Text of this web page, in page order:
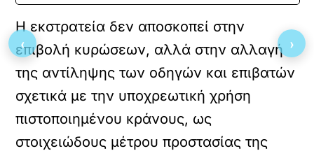
Η εκστρατεία δεν αποσκοπεί στην
επιβολή κυρώσεων, αλλά στην αλλαγή
της αντίληψης των οδηγών και επιβατών
σχετικά με την υποχρεωτική χρήση
πιστοποιημένου κράνους, ως
στοιχειώδους μέτρου προστασίας της
‹ ›